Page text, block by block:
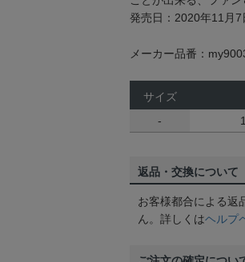
発売日：2020年11月7
メーカー品番：
サイズ
-
返品・交換について
お客様都合による返
ん。詳しくはヘルプ